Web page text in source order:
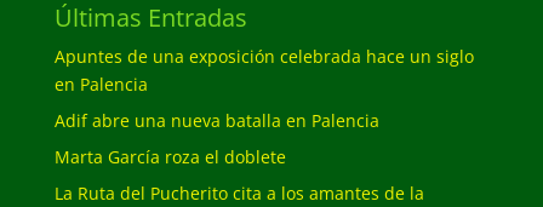
Últimas Entradas
Apuntes de una exposición celebrada hace un siglo
en Palencia
Adif abre una nueva batalla en Palencia
Marta García roza el doblete
La Ruta del Pucherito cita a los amantes de la